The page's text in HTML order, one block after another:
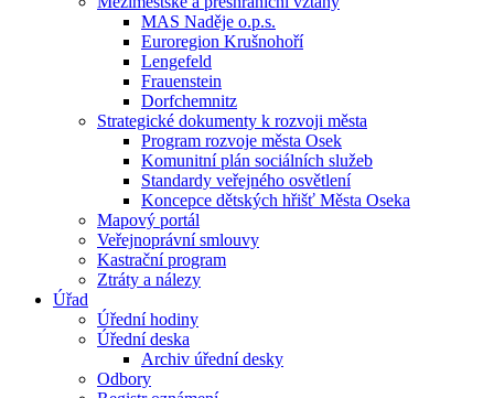
MAS Naděje o.p.s.
Euroregion Krušnohoří
Lengefeld
Frauenstein
Dorfchemnitz
Strategické dokumenty k rozvoji města
Program rozvoje města Osek
Komunitní plán sociálních služeb
Standardy veřejného osvětlení
Koncepce dětských hřišť Města Oseka
Mapový portál
Veřejnoprávní smlouvy
Kastrační program
Ztráty a nálezy
Úřad
Úřední hodiny
Úřední deska
Archiv úřední desky
Odbory